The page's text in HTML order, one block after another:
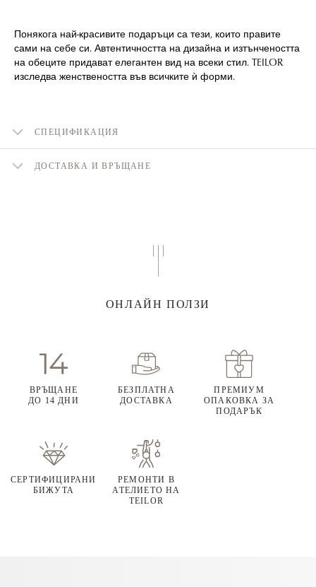
Понякога най-красивите подаръци са тези, които правите
сами на себе си. Автентичността на дизайна и изтънчеността
на обеците придават елегантен вид на всеки стил. TEILOR
изследва женствеността във всичките ѝ форми.
СПЕЦИФИКАЦИЯ
ДОСТАВКА И ВРЪЩАНЕ
ОНЛАЙН ПОЛЗИ
ВРЪЩАНЕ
ДО 14 ДНИ
БЕЗПЛАТНА
ДОСТАВКА
ПРЕМИУМ
ОПАКОВКА ЗА
ПОДАРЪК
СЕРТИФИЦИРАНИ
БИЖУТА
РЕМОНТИ В
АТЕЛИЕТО НА
TEILOR